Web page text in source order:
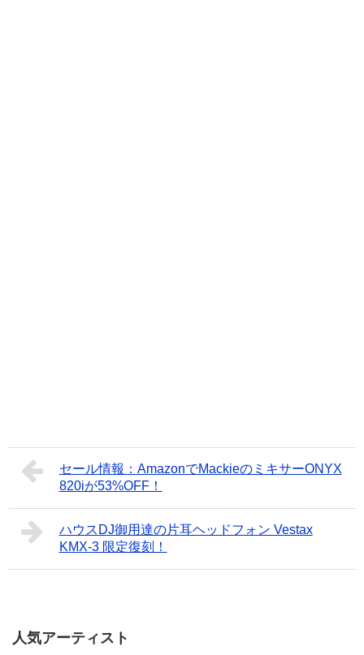
セール情報：AmazonでMackieのミキサーONYX
820iが53%OFF！
ハウスDJ御用達の片耳ヘッドフォン Vestax
KMX-3 限定復刻！
人気アーティスト